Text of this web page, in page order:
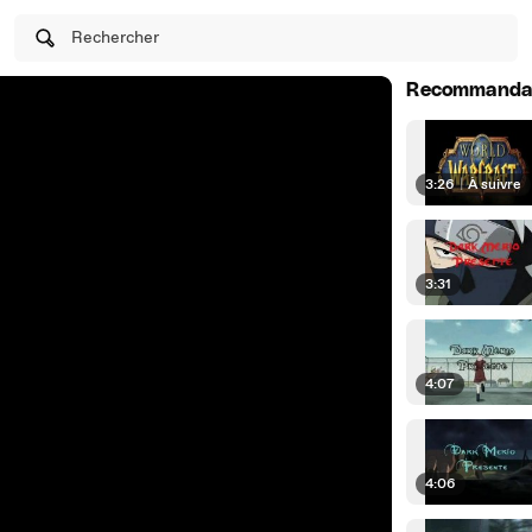
Rechercher
3:26 | À suivre
3:31
4:07
4:06